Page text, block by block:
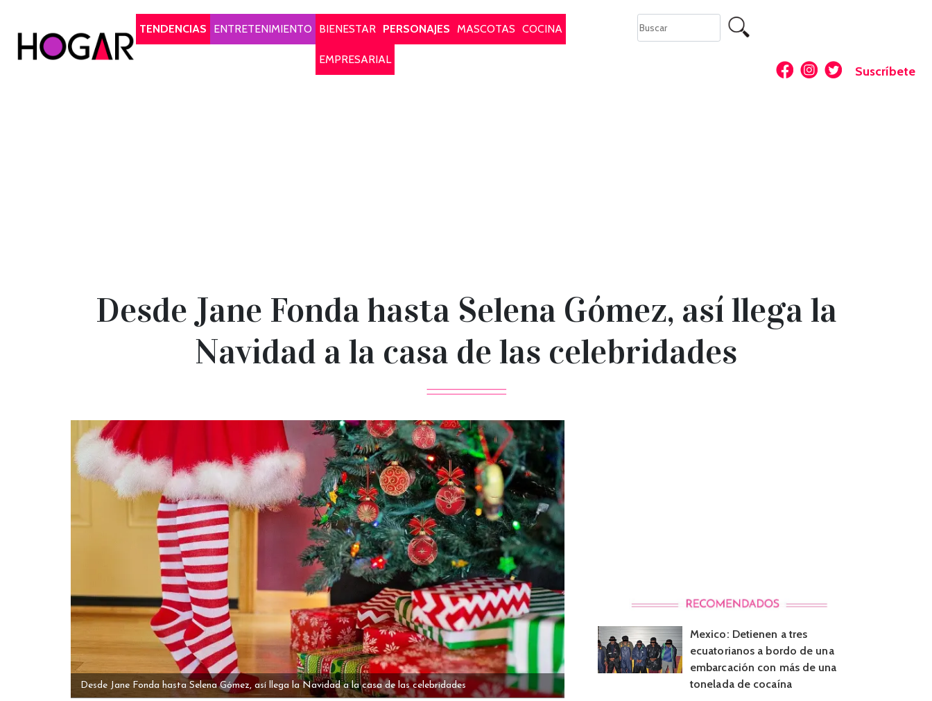
TENDENCIAS
ENTRETENIMIENTO BIENESTAR PERSONAJES MASCOTAS COCINA
EMPRESARIAL
Suscríbete
Desde Jane Fonda hasta Selena Gómez, así llega la
Navidad a la casa de las celebridades
Desde Jane Fonda hasta Selena Gómez, así llega la Navidad a la casa de las celebridades
Mexico: Detienen a tres
ecuatorianos a bordo de una
embarcación con más de una
tonelada de cocaína